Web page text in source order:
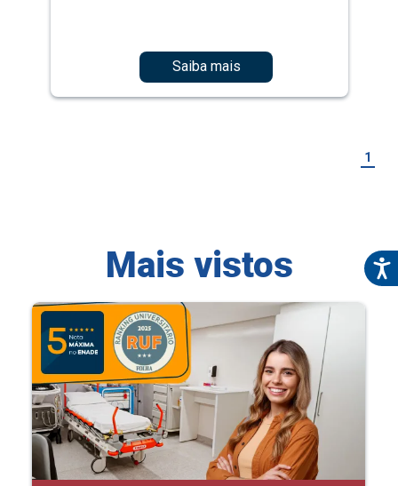
Saiba mais
1
Mais vistos